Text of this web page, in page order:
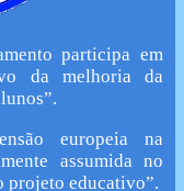
participa em
da melhoria da
europeia na
assumida no
projeto educativo”.